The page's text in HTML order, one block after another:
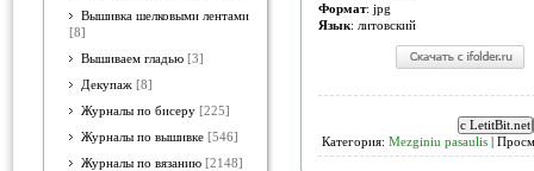
Вышивка шелковыми лентами
[8]
Вышиваем гладью [3]
Декупаж [8]
Журналы по бисеру [225]
Журналы по вышивке [546]
Журналы по вязанию [2148]
Формат: jpg
Язык: литовский
Категория: Mezginiu pasaulis |